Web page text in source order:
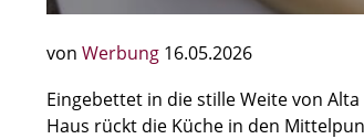
von Werbung 16.05.2026
Eingebettet in die stille Weite von
Haus rückt die Küche in den